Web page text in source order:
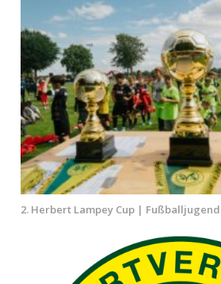
2. Herbert Lampey Cup | Fußballjugend